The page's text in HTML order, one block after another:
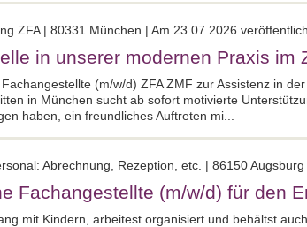
ZFA | 80331 München | Am 23.07.2026
in unserer modernen Praxis im
(m/w/d) ZFA ZMF zur Assistenz in
in München sucht ab sofort motivierte
haben, ein freundliches Auftreten mi...
Abrechnung, Rezeption, etc. | 86150
Fachangestellte (m/w/d) für den
mit Kindern, arbeitest organisiert und behältst